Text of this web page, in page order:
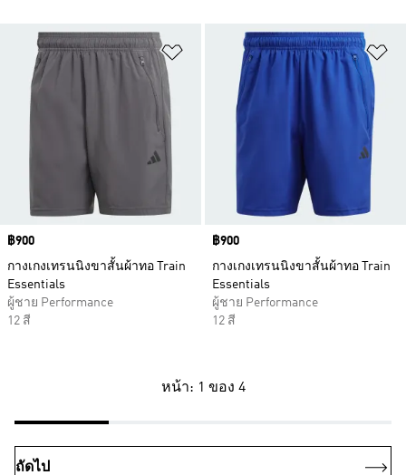
เพิ่มไปยังรายการสินค้าโปรด
Price
฿900
กางเกงเทรนนิงขาสั้นผ้าทอ Train
Essentials
ผู้ชาย Performance
12 สี
Price
฿900
กางเกงเทรนนิงขาสั้นผ้าทอ Train
Essentials
ผู้ชาย Performance
12 สี
หน้า: 1 ของ 4
ถัดไป